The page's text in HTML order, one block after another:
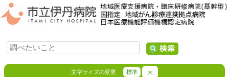
文字サイズの変更 標準 大